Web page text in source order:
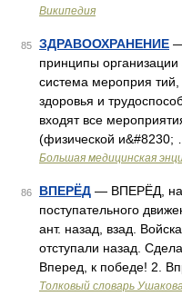
Википедия
85 ЗДРАВООХРАНЕНИЕ
принципы
система мероприя
здоровья и
входят все
(физической и&#8230; …
Большая медицинская
86 ВПЕРЁД — ВПЕРЁД,
поступательного
ант. назад, взад.
отступали назад.
Вперед, к победе! 2.
Толковый словарь